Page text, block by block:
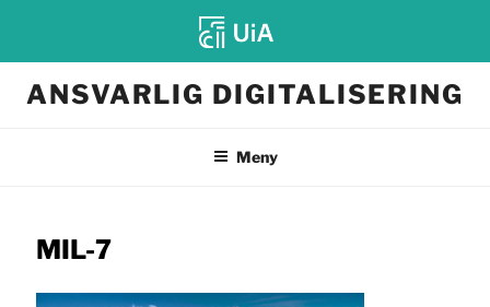
ANSVARLIG DIGITALISERING
Meny
MIL-7